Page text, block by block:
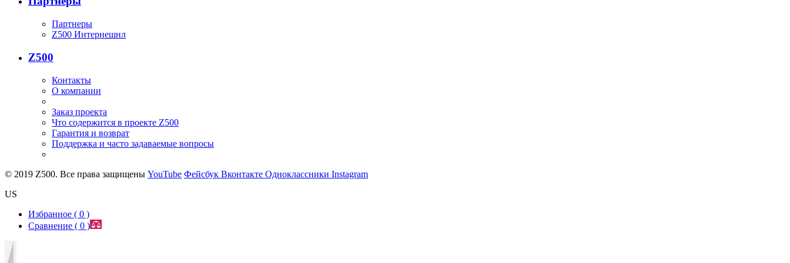
Партнеры
Z500 Интернешнл
Z500
Контакты
О компании
Заказ проекта
Что содержится в проекте Z500
Гарантия и возврат
Поддержка и часто задаваемые вопросы
© 2019 Z500. Все права защищены YouTube Фейсбук Вконтакте Одноклассники Instagram
US
Избранное ( 0 )
Сравнение ( 0 )